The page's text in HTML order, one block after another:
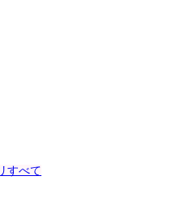
すべて